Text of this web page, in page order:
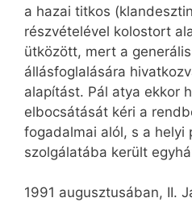
a hazai titkos
részvételével kolostort
ütközött, mert a generális
állásfoglalására
alapítást. Pál atya ekkor
elbocsátását kéri a
fogadalmai alól, s a helyi
szolgálatába került
1991 augusztusában, II.